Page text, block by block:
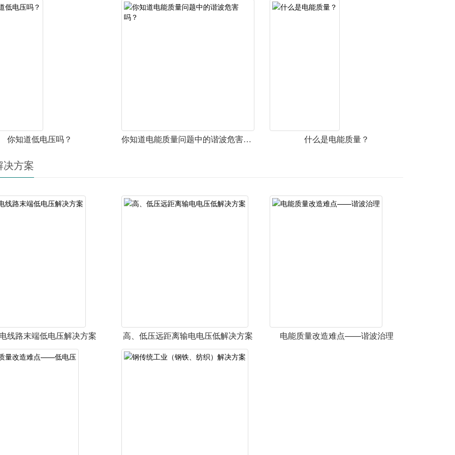
你知道低电压吗？ 你知道电能质量问题中的谐波危害吗？ 什么是电能质量？
方案
线路末端低电压解决方案 高、低压远距离输电电压低解决方案 电能质量改造难点——谐波治理